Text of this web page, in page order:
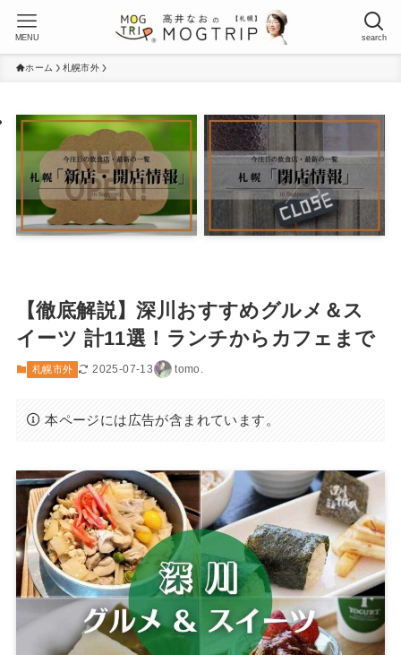
search
MENU
ホーム 札幌市外
【徹底解説】深川おすすめグルメ＆ス
イーツ 計11選！ランチからカフェまで
札幌市外 2025-07-13 tomo.
本ページには広告が含まれています。